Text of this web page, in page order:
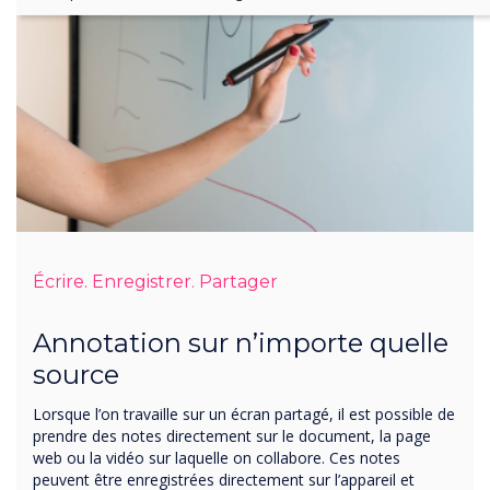
Écrire. Enregistrer. Partager
Annotation sur n’importe quelle
source
Lorsque l’on travaille sur un écran partagé, il est possible de
prendre des notes directement sur le document, la page
web ou la vidéo sur laquelle on collabore. Ces notes
peuvent être enregistrées directement sur l’appareil et